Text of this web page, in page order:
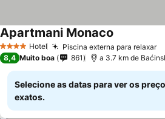
4 EstrelasHotel Piscina externa para relaxar
Apartmani Monaco
8,4 Muito boa 861 a 3.7 km de
Selecione as datas para ver os
exatos.